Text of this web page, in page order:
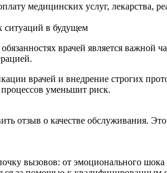
медицинских услуг, лекарства,
ситуаций в будущем
врачей является
врачей и внедрение строгих
уменьшит риск.
отзыв о качестве обслуживания.
вызовов: от эмоционального